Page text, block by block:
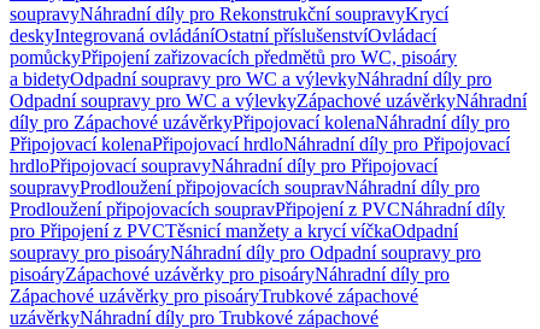
soupravyNáhradní díly pro Rekonstrukční soupravyKrycí
deskyIntegrovaná ovládáníOstatní příslušenstvíOvládací
pomůckyPřipojení zařizovacích předmětů pro WC, pisoáry
a bidetyOdpadní soupravy pro WC a výlevkyNáhradní díly pro
Odpadní soupravy pro WC a výlevkyZápachové uzávěrkyNáhradní
díly pro Zápachové uzávěrkyPřipojovací kolenaNáhradní díly pro
Připojovací kolenaPřipojovací hrdloNáhradní díly pro Připojovací
hrdloPřipojovací soupravyNáhradní díly pro Připojovací
soupravyProdloužení připojovacích soupravNáhradní díly pro
Prodloužení připojovacích soupravPřipojení z PVCNáhradní díly
pro Připojení z PVCTěsnicí manžety a krycí víčkaOdpadní
soupravy pro pisoáryNáhradní díly pro Odpadní soupravy pro
pisoáryZápachové uzávěrky pro pisoáryNáhradní díly pro
Zápachové uzávěrky pro pisoáryTrubkové zápachové
uzávěrkyNáhradní díly pro Trubkové zápachové